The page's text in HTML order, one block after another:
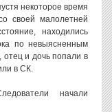
некоторое время
своей малолетней
находились
по невыясненным
и дочь попали в
в СК.
начали